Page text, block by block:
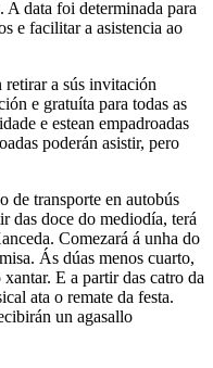
A data foi determinada para
e facilitar a asistencia ao
retirar a sús invitación
e gratuíta para todas as
e estean empadroadas
poderán asistir, pero
de transporte en autobús
das doce do mediodía, terá
Comezará á unha do
Ás dúas menos cuarto,
E a partir das catro da
ata o remate da festa.
un agasallo